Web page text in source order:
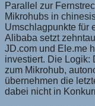
Parallel zur
Mikrohubs in
Umschlagpunkte für
Alibaba setzt
JD.com und Ele.me
investiert. Die Logik:
zum Mikrohub,
übernehmen die
dabei nicht in